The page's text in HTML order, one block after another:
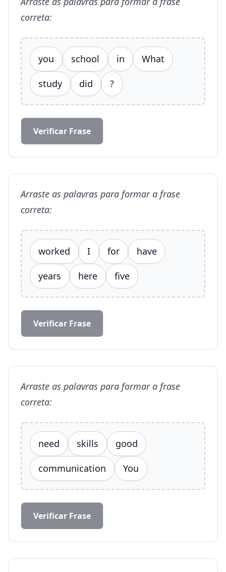
correta:
you school in What
study did ?
Verificar Frase
Arraste as palavras para formar a frase
correta:
worked I for have
years here five
Verificar Frase
Arraste as palavras para formar a frase
correta:
need skills good
communication You
Verificar Frase